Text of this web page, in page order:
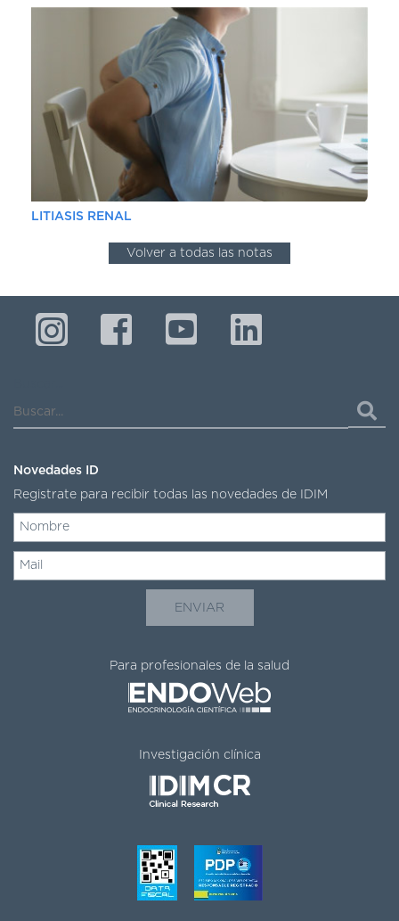
LITIASIS RENAL
Volver a todas las notas
Para profesionales de la salud
Investigación clínica
Novedades ID
Registrate para recibir todas las novedades de IDIM